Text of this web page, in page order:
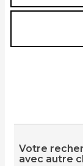
Votre
avec autre